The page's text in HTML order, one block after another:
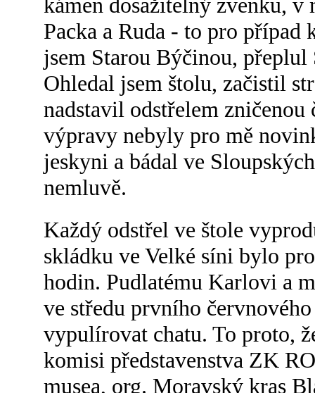
Packa a Ruda - to pro
jsem Starou Býčinou,
Ohledal jsem štolu, začistil
nadstavil odstřelem
výpravy nebyly pro mě
jeskyni a bádal ve
nemluvě.
Každý odstřel ve štole
skládku ve Velké síni bylo
hodin. Pudlatému Karlovi a
ve středu prvního
vypulírovat chatu. To proto,
komisi představenstva ZK
musea, org. Moravský kras